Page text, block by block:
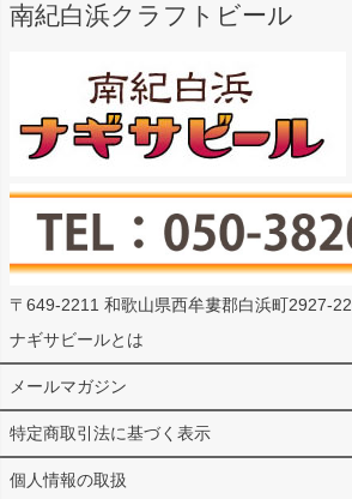
南紀白浜クラフトビール
〒649-2211 和歌山県西牟婁郡白浜町2927-
ナギサビールとは
メールマガジン
特定商取引法に基づく表示
個人情報の取扱